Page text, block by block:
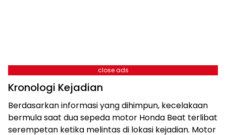
close ads
Kronologi Kejadian
Berdasarkan informasi yang dihimpun, kecelakaan
bermula saat dua sepeda motor Honda Beat terlibat
serempetan ketika melintas di lokasi kejadian. Motor